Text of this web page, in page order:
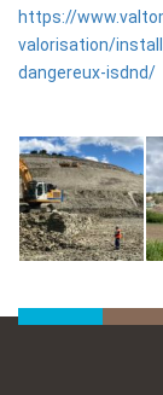
https://
valorisation/
dangereux-isdnd/